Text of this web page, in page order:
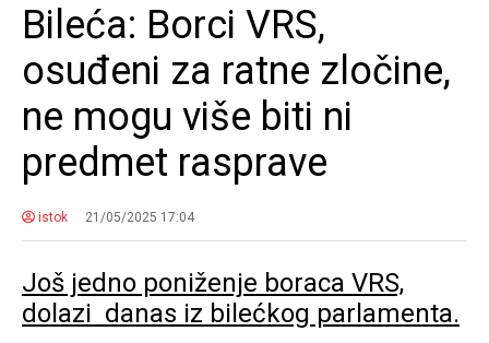
Bileća: Borci VRS,
osuđeni za ratne zločine,
ne mogu više biti ni
predmet rasprave
istok 21/05/2025 17:04
Još jedno poniženje boraca VRS,
dolazi danas iz bilećkog parlamenta.